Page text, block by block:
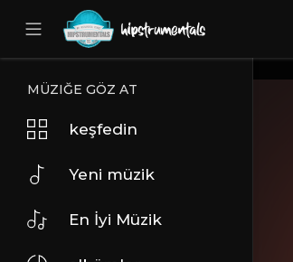
UA-36237165-1
MÜZIĞE GÖZ AT
keşfedin
Yeni müzik
En İyi Müzik